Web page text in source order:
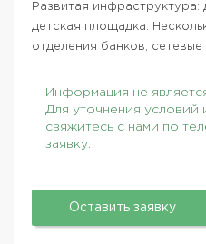
Развитая
детская площадка.
отделения банков, сетевые
Информация не
Для уточнения условий
свяжитесь с нами по
заявку.
Оставить заявку